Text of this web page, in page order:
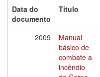
Data do
documento
Título
2009
Manual
básico de
combate a
incêndio